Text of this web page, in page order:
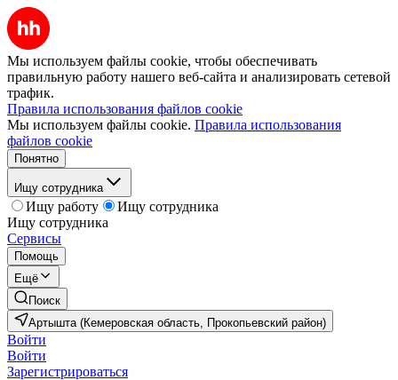
Мы используем файлы cookie, чтобы обеспечивать
правильную работу нашего веб-сайта и анализировать сетевой
трафик.
Правила использования файлов cookie
Мы используем файлы cookie. Правила использования
файлов cookie
Понятно
Ищу сотрудника
Ищу работу
Ищу сотрудника
Ищу сотрудника
Сервисы
Помощь
Ещё
Поиск
Артышта (Кемеровская область, Прокопьевский район)
Войти
Войти
Зарегистрироваться